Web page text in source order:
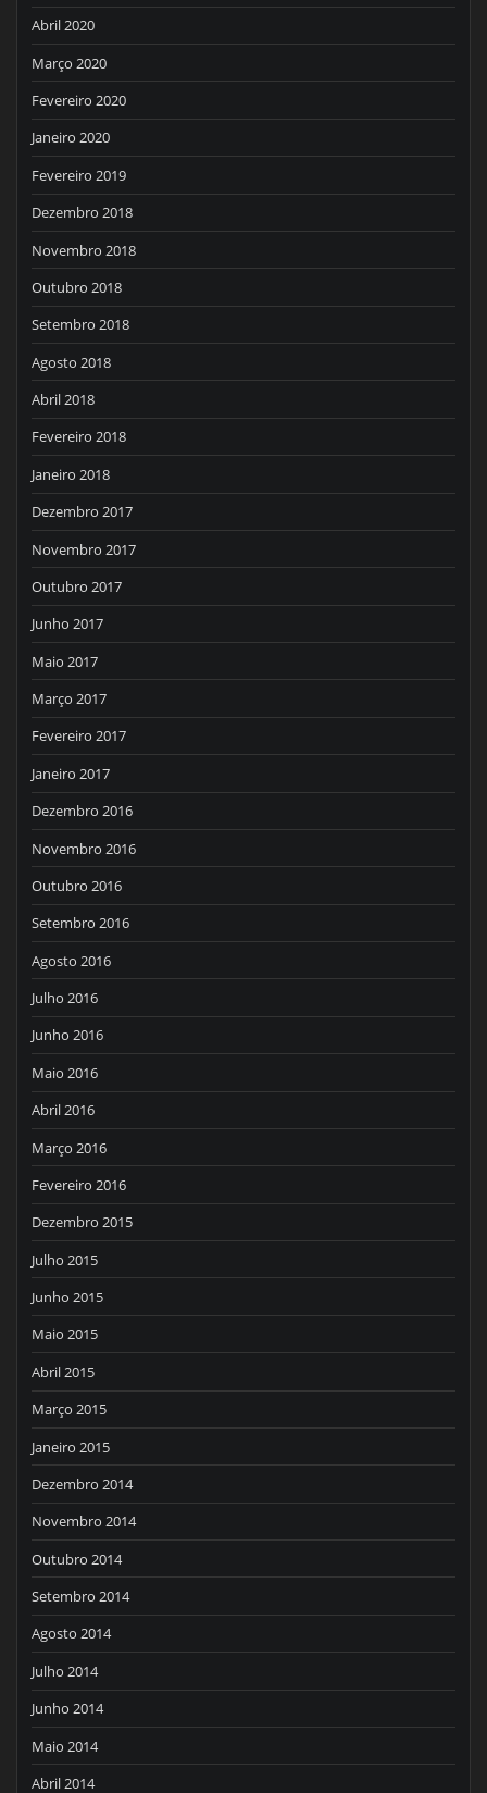
Abril 2020
Março 2020
Fevereiro 2020
Janeiro 2020
Fevereiro 2019
Dezembro 2018
Novembro 2018
Outubro 2018
Setembro 2018
Agosto 2018
Abril 2018
Fevereiro 2018
Janeiro 2018
Dezembro 2017
Novembro 2017
Outubro 2017
Junho 2017
Maio 2017
Março 2017
Fevereiro 2017
Janeiro 2017
Dezembro 2016
Novembro 2016
Outubro 2016
Setembro 2016
Agosto 2016
Julho 2016
Junho 2016
Maio 2016
Abril 2016
Março 2016
Fevereiro 2016
Dezembro 2015
Julho 2015
Junho 2015
Maio 2015
Abril 2015
Março 2015
Janeiro 2015
Dezembro 2014
Novembro 2014
Outubro 2014
Setembro 2014
Agosto 2014
Julho 2014
Junho 2014
Maio 2014
Abril 2014